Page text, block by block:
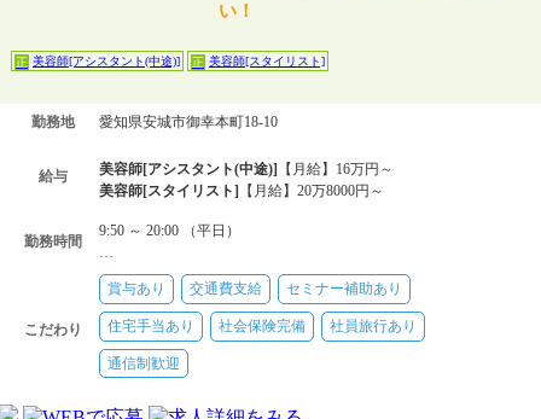
い！
正 美容師[アシスタント(中途)] 正 美容師[スタイリスト]
勤務地 愛知県安城市御幸本町18-10
給与 美容師[アシスタント(中途)]
【月給】16万円～
美容師[スタイリスト]
【月給】20万8000円～
勤務時間
9:50 ～ 20:00 （平日）
…
こだわり
賞与あり 交通費支給 セミナー補助あり
住宅手当あり 社会保険完備 社員旅行あり
通信制歓迎